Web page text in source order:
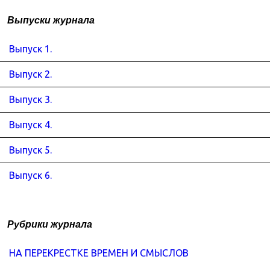
Выпуски журнала
Выпуск 1.
Выпуск 2.
Выпуск 3.
Выпуск 4.
Выпуск 5.
Выпуск 6.
Рубрики журнала
НА ПЕРЕКРЕСТКЕ ВРЕМЕН И СМЫСЛОВ